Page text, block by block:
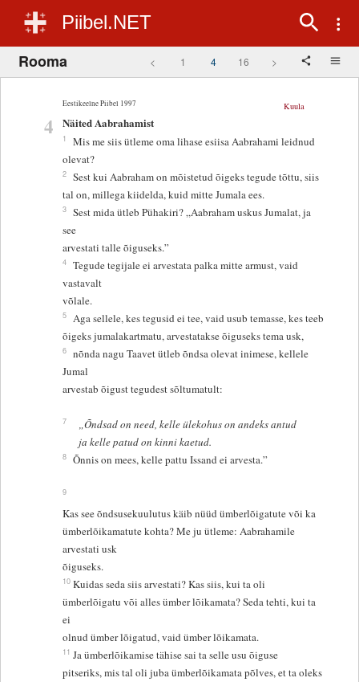
Piibel.NET
Rooma < 1 4 16 >
Eestikeelne Piibel 1997
4
Kuula
Näited Aabrahamist
1
Mis me siis ütleme oma lihase esiisa Aabrahami leidnud
olevat?
2 Sest kui Aabraham on mõistetud õigeks tegude tõttu, siis
tal on, millega kiidelda, kuid mitte Jumala ees.
3 Sest mida ütleb Pühakiri? „Aabraham uskus Jumalat, ja
see
arvestati talle õiguseks.”
4 Tegude tegijale ei arvestata palka mitte armust, vaid
vastavalt
võlale.
5 Aga sellele, kes tegusid ei tee, vaid usub temasse, kes teeb
õigeks jumalakartmatu, arvestatakse õiguseks tema usk,
6 nõnda nagu Taavet ütleb õndsa olevat inimese, kellele
Jumal
arvestab õigust tegudest sõltumatult:
7
„Õndsad on need, kelle ülekohus on andeks antud
ja kelle patud on kinni kaetud.
8 Õnnis on mees, kelle pattu Issand ei arvesta.”
9
Kas see õndsusekuulutus käib nüüd ümberlõigatute või ka
ümberlõikamatute kohta? Me ju ütleme: Aabrahamile
arvestati usk
õiguseks.
10 Kuidas seda siis arvestati? Kas siis, kui ta oli
ümberlõigatu või alles ümber lõikamata? Seda tehti, kui ta
ei
olnud ümber lõigatud, vaid ümber lõikamata.
11 Ja ümberlõikamise tähise sai ta selle usu õiguse
pitseriks, mis tal oli juba ümberlõikamata põlves, et ta oleks